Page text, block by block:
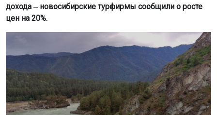
дохода ‒ новосибирские турфирмы сообщили о росте
цен на 20%.